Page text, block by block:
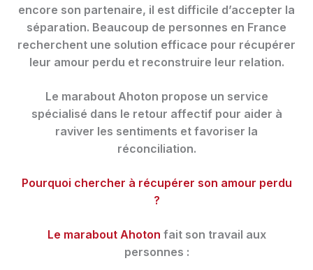
encore son partenaire, il est difficile d’accepter la
séparation. Beaucoup de personnes en France
recherchent une solution efficace pour récupérer
leur amour perdu et reconstruire leur relation.
Le marabout Ahoton propose un service
spécialisé dans le retour affectif pour aider à
raviver les sentiments et favoriser la
réconciliation.
Pourquoi chercher à récupérer son amour perdu
?
Le marabout Ahoton fait son travail aux
personnes :